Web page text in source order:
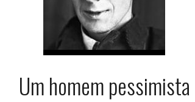
Um homem pessimista